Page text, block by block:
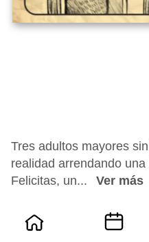
Tres adultos mayores
realidad arrendando
Felicitas, un...
Ver más